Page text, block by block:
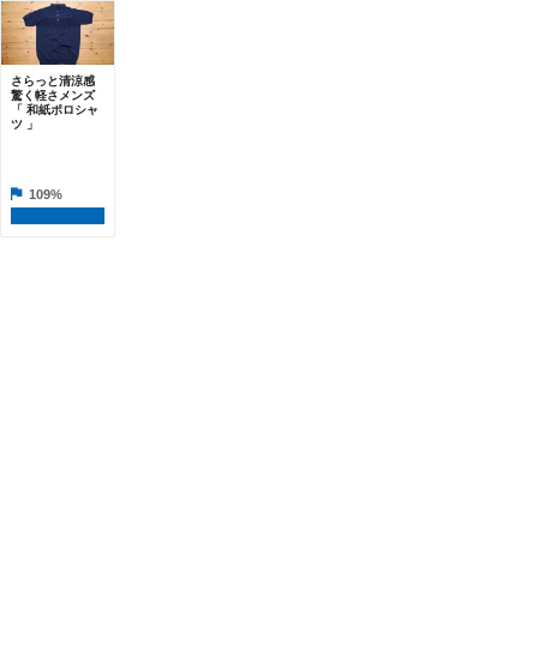
さらっと清涼感
驚く軽さメンズ
「 和紙ポロシャ
ツ 」
109%